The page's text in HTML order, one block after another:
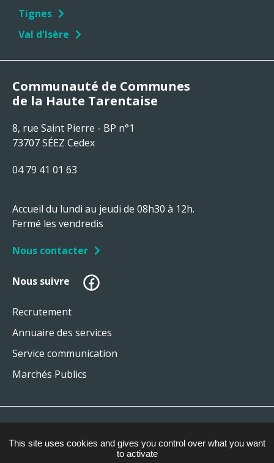
Tignes
Val d'Isère
Communauté de Communes
de la Haute Tarentaise
8, rue Saint Pierre - BP n°1
73707 SÉEZ Cedex
04 79 41 01 63
Accueil du lundi au jeudi de 08h30 à 12h.
Fermé les vendredis
Nous contacter
Nous suivre
Recrutement
Annuaire des services
Service communication
Marchés Publics
Mentions légales
This site uses cookies and gives you control over what you want
to activate